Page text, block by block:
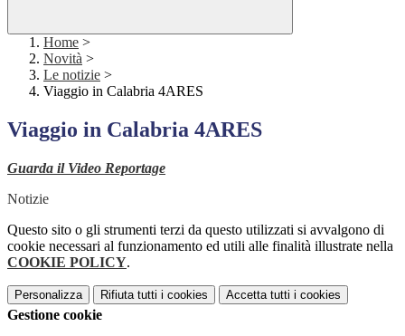
Home >
Novità >
Le notizie >
Viaggio in Calabria 4ARES
Viaggio in Calabria 4ARES
Guarda il Video Reportage
Notizie
Questo sito o gli strumenti terzi da questo utilizzati si avvalgono di
cookie necessari al funzionamento ed utili alle finalità illustrate nella
COOKIE POLICY.
Personalizza Rifiuta tutti i cookies Accetta tutti i cookies
Gestione cookie